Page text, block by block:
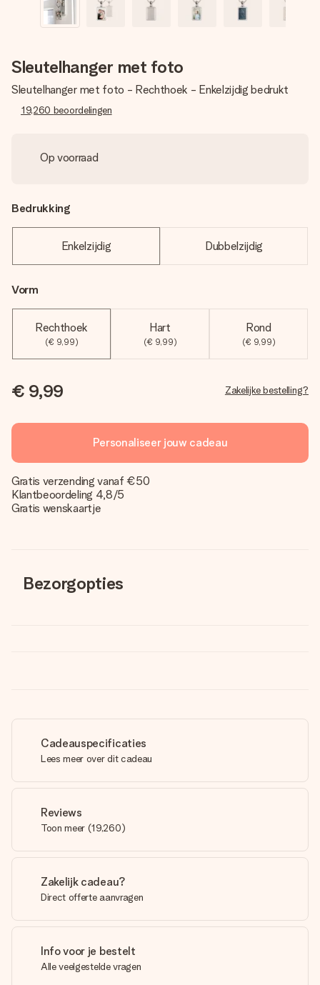
Sleutelhanger met foto
Sleutelhanger met foto - Rechthoek - Enkelzijdig bedrukt
19,260 beoordelingen
Op voorraad
Bedrukking
Enkelzijdig Dubbelzijdig
Vorm
Rechthoek
(€ 9,99)
Hart
(€ 9,99)
Rond
(€ 9,99)
€ 9,99 Zakelijke bestelling?
Personaliseer jouw cadeau
Gratis verzending vanaf €50
Klantbeoordeling 4,8/5
Gratis wenskaartje
Bezorgopties
Cadeauspecificaties
Lees meer over dit cadeau
Reviews
Toon meer (19,260)
Zakelijk cadeau?
Direct offerte aanvragen
Info voor je bestelt
Alle veelgestelde vragen